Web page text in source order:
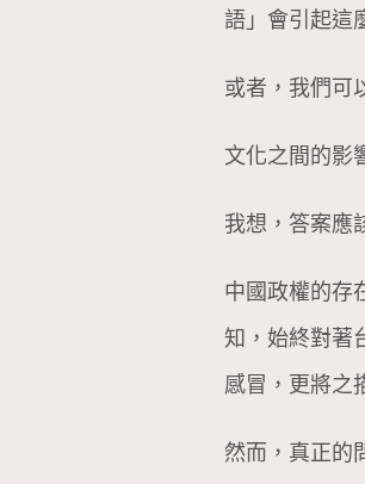
語」會引起這
或者，我們可
文化之間的影
我想，答案應
中國政權的存
知，始終對著
感冒，更將之
然而，真正的